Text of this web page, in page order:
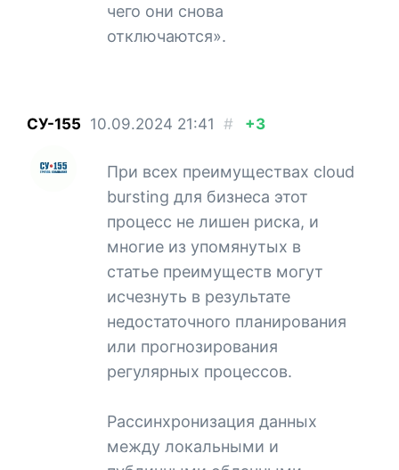
чего они снова
отключаются».
СУ-155 10.09.2024 21:41 # +3
При всех преимуществах cloud
bursting для бизнеса этот
процесс не лишен риска, и
многие из упомянутых в
статье преимуществ могут
исчезнуть в результате
недостаточного планирования
или прогнозирования
регулярных процессов.
Рассинхронизация данных
между локальными и